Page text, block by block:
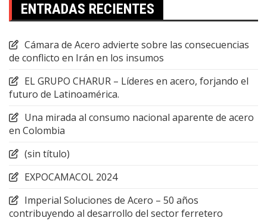
ENTRADAS RECIENTES
Cámara de Acero advierte sobre las consecuencias
de conflicto en Irán en los insumos
EL GRUPO CHARUR – Líderes en acero, forjando el
futuro de Latinoamérica.
Una mirada al consumo nacional aparente de acero
en Colombia
(sin título)
EXPOCAMACOL 2024
Imperial Soluciones de Acero – 50 años
contribuyendo al desarrollo del sector ferretero